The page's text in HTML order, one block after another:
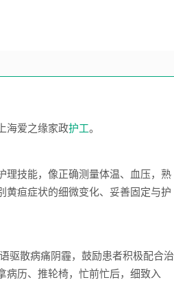
海爱之缘家政护工。
理技能，像正确测量体温、血压，熟
黄疸症状的细微变化、妥善固定与护
驱散病痛阴霾，鼓励患者积极配合治
病历、推轮椅，忙前忙后，细致入